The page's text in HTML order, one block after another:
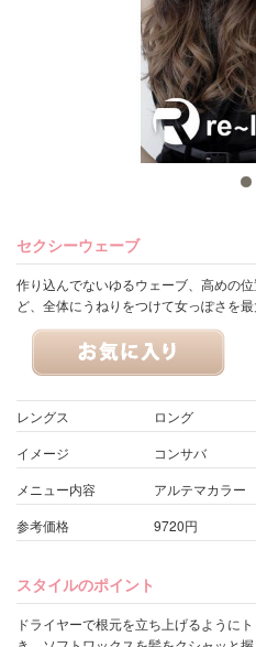
セクシーウェーブ
作り込んでないゆるウェーブ、高めの
ど、全体にうねりをつけて女っぽさを
レングス
ロング
イメージ
コンサバ
メニュー内容
アルテマカラー
参考価格
9720円
スタイルのポイント
ドライヤーで根元を立ち上げるように